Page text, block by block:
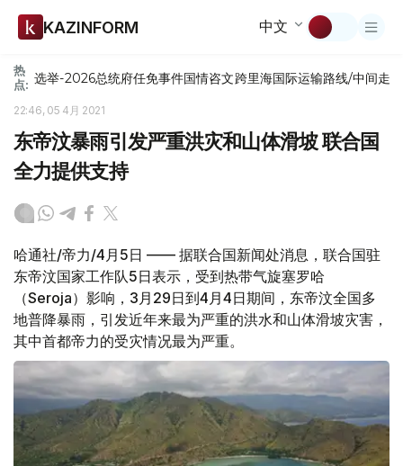
KAZINFORM 中文
热
点: 选举-2026总统府任免事件国情咨文跨里海国际运输路线/中间走廊
22:46, 05 4月 2021
东帝汶暴雨引发严重洪灾和山体滑坡 联合国
全力提供支持
哈通社/帝力/4月5日 —— 据联合国新闻处消息，联合国驻
东帝汶国家工作队5日表示，受到热带气旋塞罗哈
（Seroja）影响，3月29日到4月4日期间，东帝汶全国多
地普降暴雨，引发近年来最为严重的洪水和山体滑坡灾害，
其中首都帝力的受灾情况最为严重。